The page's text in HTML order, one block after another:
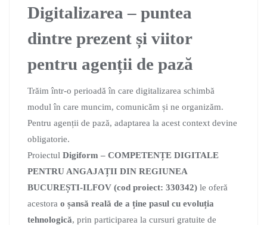
Digitalizarea – puntea
dintre prezent și viitor
pentru agenții de pază
Trăim într-o perioadă în care digitalizarea schimbă
modul în care muncim, comunicăm și ne organizăm.
Pentru agenții de pază, adaptarea la acest context devine
obligatorie.
Proiectul Digiform – COMPETENȚE DIGITALE
PENTRU ANGAJAȚII DIN REGIUNEA
BUCUREȘTI-ILFOV (cod proiect: 330342) le oferă
acestora o șansă reală de a ține pasul cu evoluția
tehnologică, prin participarea la cursuri gratuite de